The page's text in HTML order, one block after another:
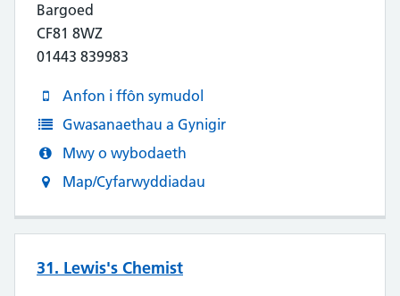
Bargoed
CF81 8WZ
01443 839983
Anfon i ffôn symudol
Gwasanaethau a Gynigir
Mwy o wybodaeth
Map/Cyfarwyddiadau
31. Lewis's Chemist